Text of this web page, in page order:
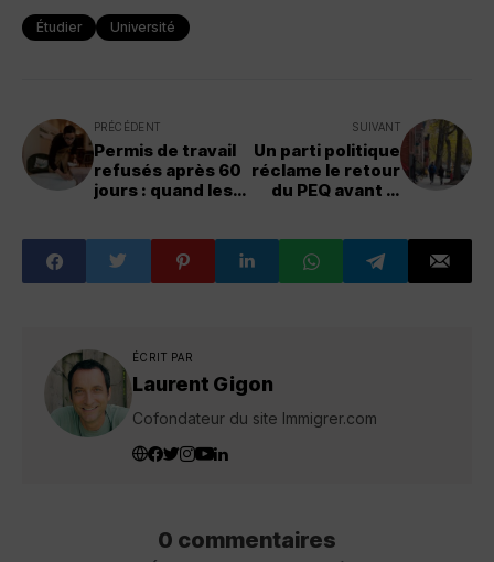
Étudier Université
PRÉCÉDENT
Permis de travail
refusés après 60
jours : quand les
font basculer des
travailleurs et
des employeurs
SUIVANT
Un parti politique
réclame le retour
du PEQ avant la
ÉCRIT PAR
Laurent Gigon
Cofondateur du site Immigrer.com
0 commentaires